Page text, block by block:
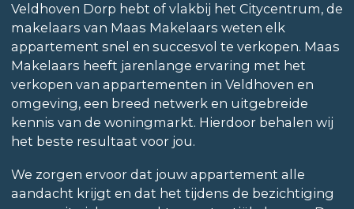
Veldhoven Dorp hebt of vlakbij het Citycentrum, de
makelaars van Maas Makelaars weten elk
appartement snel en succesvol te verkopen. Maas
Makelaars heeft jarenlange ervaring met het
verkopen van appartementen in Veldhoven en
omgeving, een breed netwerk en uitgebreide
kennis van de woningmarkt. Hierdoor behalen wij
het beste resultaat voor jou.
We zorgen ervoor dat jouw appartement alle
aandacht krijgt en dat het tijdens de bezichtiging